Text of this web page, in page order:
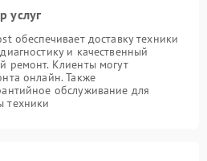
услуг
обеспечивает доставку техники
и качественный
ремонт. Клиенты могут
онлайн. Также
обслуживание для
техники